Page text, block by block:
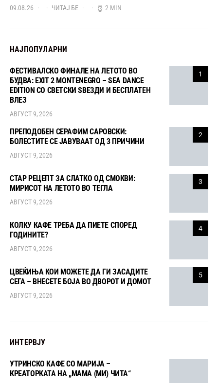
09.08.26 ЧИТАЈ БЕ 2 MIN
НАЈПОПУЛАРНИ
1
ФЕСТИВАЛСКО ФИНАЛЕ НА ЛЕТОТО ВО
БУДВА: EXIT 2 MONTENEGRO – SEA DANCE
EDITION СО СВЕТСКИ ЅВЕЗДИ И БЕСПЛАТЕН
ВЛЕЗ
АВГУСТ 9, 2026
2
ПРЕПОДОБЕН СЕРАФИМ САРОВСКИ:
БОЛЕСТИТЕ СЕ ЈАВУВААТ ОД 3 ПРИЧИНИ
АВГУСТ 9, 2026
3
СТАР РЕЦЕПТ ЗА СЛАТКО ОД СМОКВИ:
МИРИСОТ НА ЛЕТОТО ВО ТЕГЛА
АВГУСТ 9, 2026
4
КОЛКУ КАФЕ ТРЕБА ДА ПИЕТЕ СПОРЕД
ГОДИНИТЕ?
АВГУСТ 9, 2026
5
ЦВЕЌИЊА КОИ МОЖЕТЕ ДА ГИ ЗАСАДИТЕ
СЕГА – ВНЕСЕТЕ БОЈА ВО ДВОРОТ И ДОМОТ
АВГУСТ 9, 2026
ИНТЕРВЈУ
УТРИНСКО КАФЕ СО МАРИЈА –
КРЕАТОРКАТА НА „МАМА (МИ) ЧИТА“